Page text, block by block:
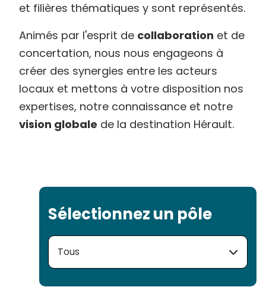
et filières thématiques y sont représentés.
Animés par l'esprit de collaboration et de
concertation, nous nous engageons à
créer des synergies entre les acteurs
locaux et mettons à votre disposition nos
expertises, notre connaissance et notre
vision globale de la destination Hérault.
Sélectionnez un pôle
Tous